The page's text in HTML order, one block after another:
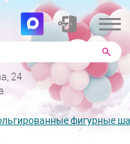
24
фигурные